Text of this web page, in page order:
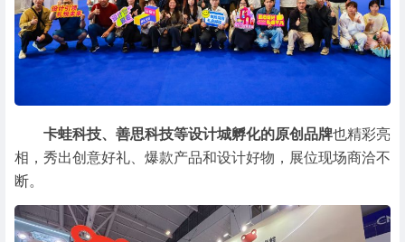
卡蛙科技、善思科技等设计城孵化的原创品牌也精彩亮
相，秀出创意好礼、爆款产品和设计好物，展位现场商洽不
断。